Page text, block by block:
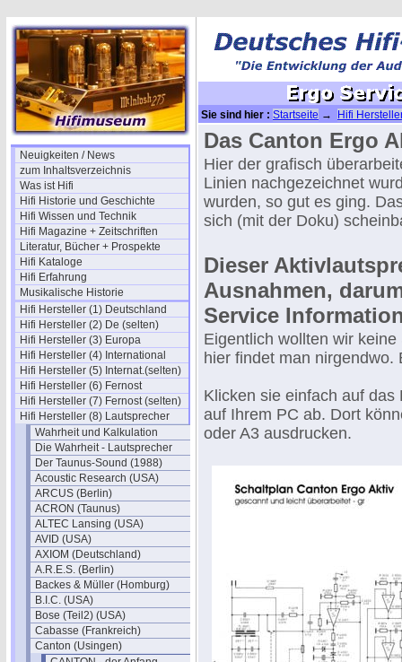
Neuigkeiten / News
zum Inhaltsverzeichnis
Was ist Hifi
Hifi Historie und Geschichte
Hifi Wissen und Technik
Hifi Magazine + Zeitschriften
Literatur, Bücher + Prospekte
Hifi Kataloge
Hifi Erfahrung
Musikalische Historie
Hifi Hersteller (1) Deutschland
Hifi Hersteller (2) De (selten)
Hifi Hersteller (3) Europa
Hifi Hersteller (4) International
Hifi Hersteller (5) Internat.(selten)
Hifi Hersteller (6) Fernost
Hifi Hersteller (7) Fernost (selten)
Hifi Hersteller (8) Lautsprecher
Wahrheit und Kalkulation
Die Wahrheit - Lautsprecher
Der Taunus-Sound (1988)
Acoustic Research (USA)
ARCUS (Berlin)
ACRON (Taunus)
ALTEC Lansing (USA)
AVID (USA)
AXIOM (Deutschland)
A.R.E.S. (Berlin)
Backes & Müller (Homburg)
B.I.C. (USA)
Bose (Teil2) (USA)
Cabasse (Frankreich)
Canton (Usingen)
Sie sind hier : Startseite →
Hifi
Das Canton Ergo
Hier der grafisch
Linien nachgezeichnet
wurden, so gut es ging.
sich (mit der Doku)
Dieser
Ausnahmen,
Service
Eigentlich wollten wir
hier findet man nirgendwo.
Klicken sie einfach auf
auf Ihrem PC ab. Dort
oder A3 ausdrucken.